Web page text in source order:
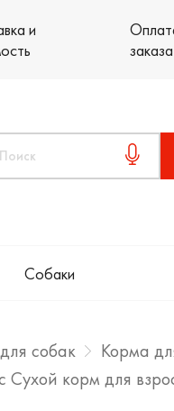
и
заказа
Собаки
собак Корма
Сухой корм для